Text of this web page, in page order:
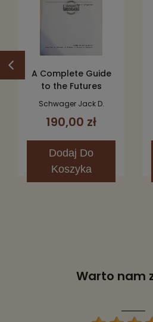
A Complete Guide
to the Futures
Markets
Schwager Jack D.
190,00 zł
Dodaj Do
Koszyka
Warto nam